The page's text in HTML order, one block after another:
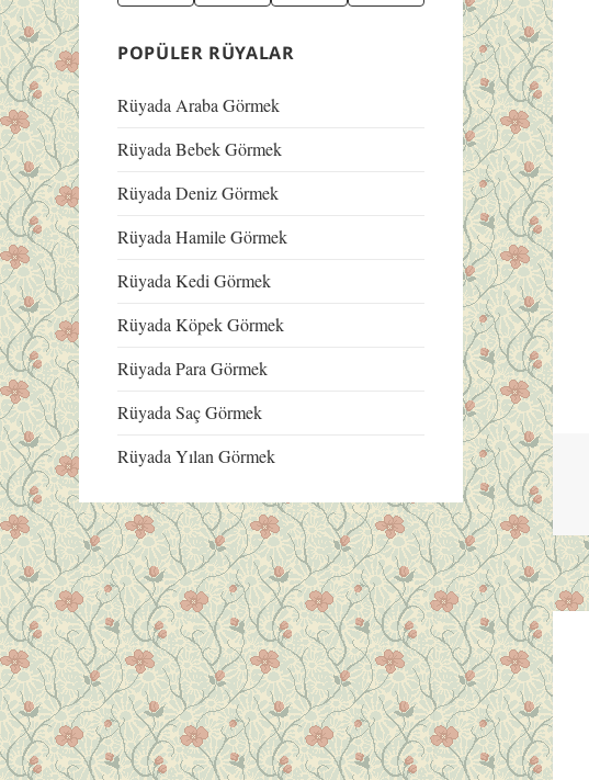
POPÜLER RÜYALAR
Rüyada Araba Görmek
Rüyada Bebek Görmek
Rüyada Deniz Görmek
Rüyada Hamile Görmek
Rüyada Kedi Görmek
Rüyada Köpek Görmek
Rüyada Para Görmek
Rüyada Saç Görmek
Rüyada Yılan Görmek